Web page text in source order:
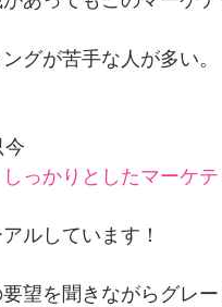
グが苦手な人が多い。
今
っかりとしたマーケテ
ルしています！
望を聞きながらグレ